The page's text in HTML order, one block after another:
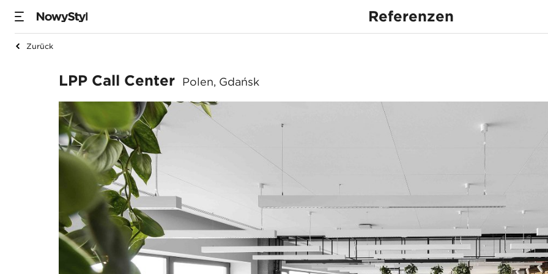
Referenzen
Zurück
LPP Call Center
LPP Call Center Polen, Gdańsk